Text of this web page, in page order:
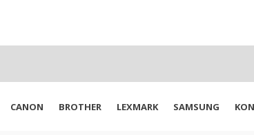
CANON BROTHER LEXMARK SAMSUNG